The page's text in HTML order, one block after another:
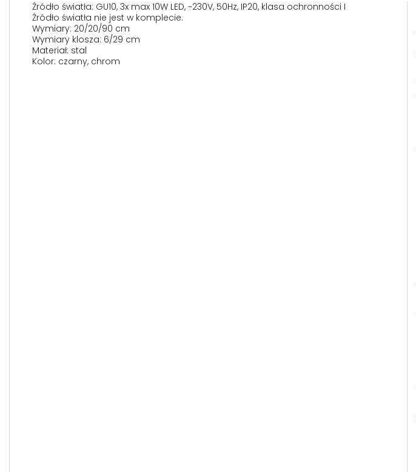
Źródło światła: GU10, 3x max 10W LED, ~230V, 50Hz, IP20, klasa ochronności I
Źródło światła nie jest w komplecie.
Wymiary: 20/20/90 cm
Wymiary klosza: 6/29 cm
Materiał: stal
Kolor: czarny, chrom